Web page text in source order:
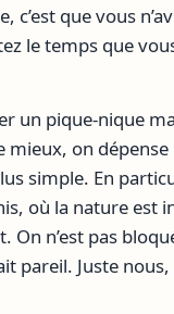
c’est que vous
le temps que
un pique-nique
mieux, on
simple. En
où la nature est
On n’est pas
pareil. Juste